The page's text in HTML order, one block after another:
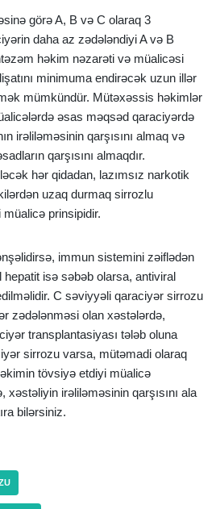
görə A, B və C olaraq 3
daha az zədələndiyi A və B
həkim nəzarəti və müalicəsi
minimuma endirəcək uzun illər
mümkündür. Mütəxəssis həkimlər
əsas məqsəd qaraciyərdə
irəliləməsinin qarşısını almaq və
qarşısını almaqdır.
hər qidadan, lazımsız narkotik
uzaq durmaq sirrozlu
prinsipidir.
immun sistemini zəiflədən
isə səbəb olarsa, antiviral
C səviyyəli qaraciyər sirrozu
zədələnməsi olan xəstələrdə,
transplantasiyası tələb oluna
sirrozu varsa, mütəmadi olaraq
tövsiyə etdiyi müalicə
xəstəliyin irəliləməsinin qarşısını ala
bilərsiniz.